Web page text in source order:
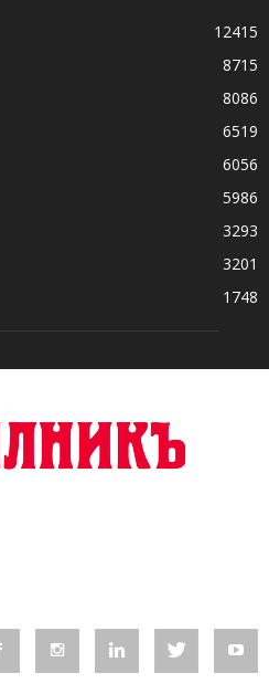
12415
8715
8086
6519
6056
5986
3293
3201
1748